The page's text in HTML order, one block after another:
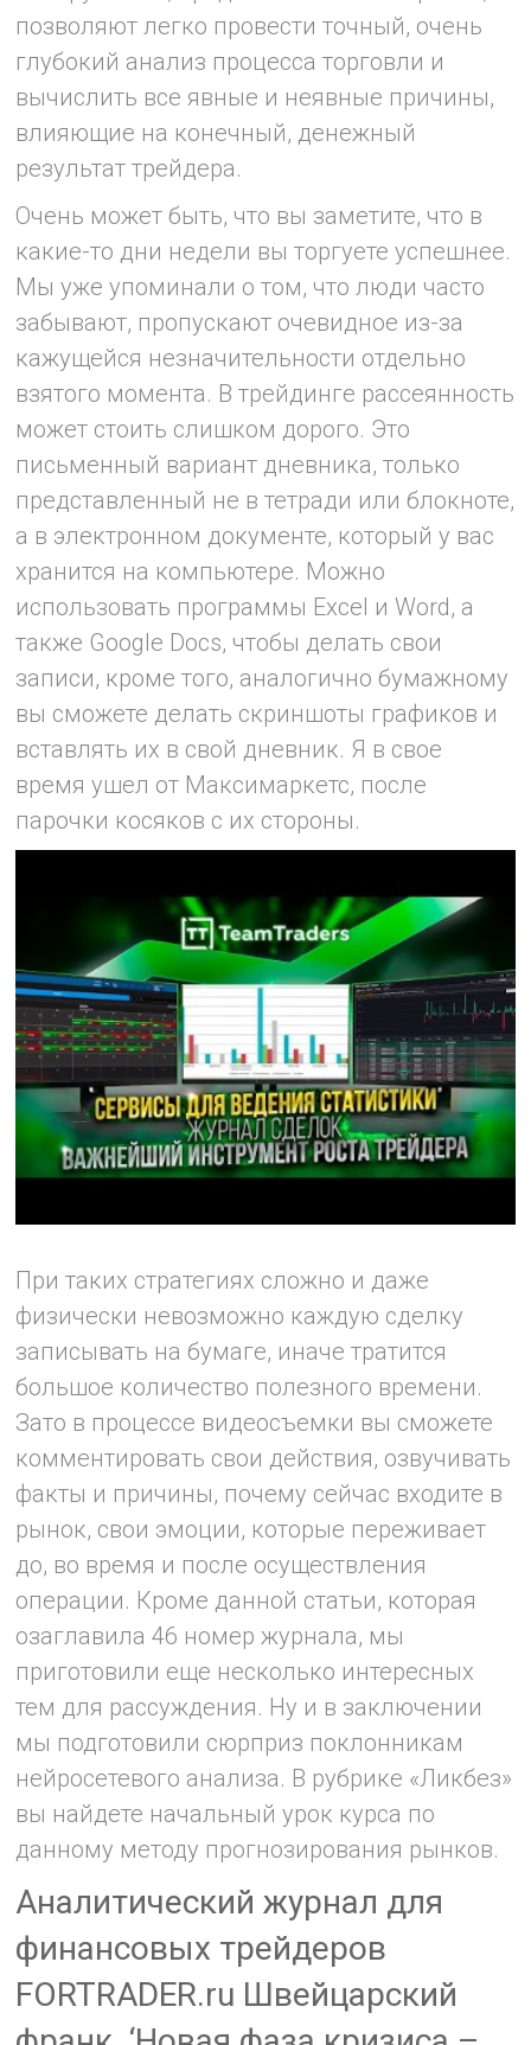
позволяют легко провести точный, очень
глубокий анализ процесса торговли и
вычислить все явные и неявные причины,
влияющие на конечный, денежный
результат трейдера.
Очень может быть, что вы заметите, что в
какие-то дни недели вы торгуете успешнее.
Мы уже упоминали о том, что люди часто
забывают, пропускают очевидное из-за
кажущейся незначительности отдельно
взятого момента. В трейдинге рассеянность
может стоить слишком дорого. Это
письменный вариант дневника, только
представленный не в тетради или блокноте,
а в электронном документе, который у вас
хранится на компьютере. Можно
использовать программы Excel и Word, а
также Google Docs, чтобы делать свои
записи, кроме того, аналогично бумажному
вы сможете делать скриншоты графиков и
вставлять их в свой дневник. Я в свое
время ушел от Максимаркетс, после
парочки косяков с их стороны.
При таких стратегиях сложно и даже
физически невозможно каждую сделку
записывать на бумаге, иначе тратится
большое количество полезного времени.
Зато в процессе видеосъемки вы сможете
комментировать свои действия, озвучивать
факты и причины, почему сейчас входите в
рынок, свои эмоции, которые переживает
до, во время и после осуществления
операции. Кроме данной статьи, которая
озаглавила 46 номер журнала, мы
приготовили еще несколько интересных
тем для рассуждения. Ну и в заключении
мы подготовили сюрприз поклонникам
нейросетевого анализа. В рубрике «Ликбез»
вы найдете начальный урок курса по
данному методу прогнозирования рынков.
Аналитический журнал для
финансовых трейдеров
FORTRADER.ru Швейцарский